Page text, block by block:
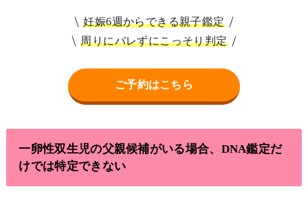
妊娠6週からできる親子鑑定
周りにバレずにこっそり判定
ご予約はこちら
一卵性双生児の父親候補がいる場合、DNA鑑定だ
けでは特定できない